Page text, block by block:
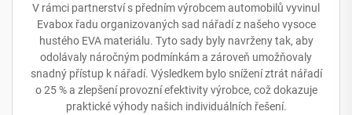
V rámci partnerství s předním výrobcem automobilů vyvinul
Evabox řadu organizovaných sad nářadí z našeho vysoce
hustého EVA materiálu. Tyto sady byly navrženy tak, aby
odolávaly náročným podmínkám a zároveň umožňovaly
snadný přístup k nářadí. Výsledkem bylo snížení ztrát nářadí
o 25 % a zlepšení provozní efektivity výrobce, což dokazuje
praktické výhody našich individuálních řešení.